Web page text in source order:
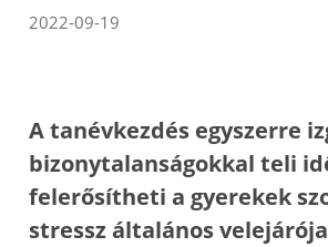
2022-09-19
A tanévkezdés egyszerre
bizonytalanságokkal teli
felerősítheti a gyerekek
stressz általános